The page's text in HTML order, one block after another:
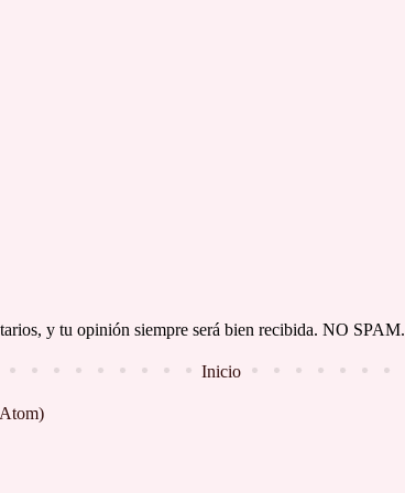
y tu opinión siempre será bien recibida. NO SPAM.
Inicio